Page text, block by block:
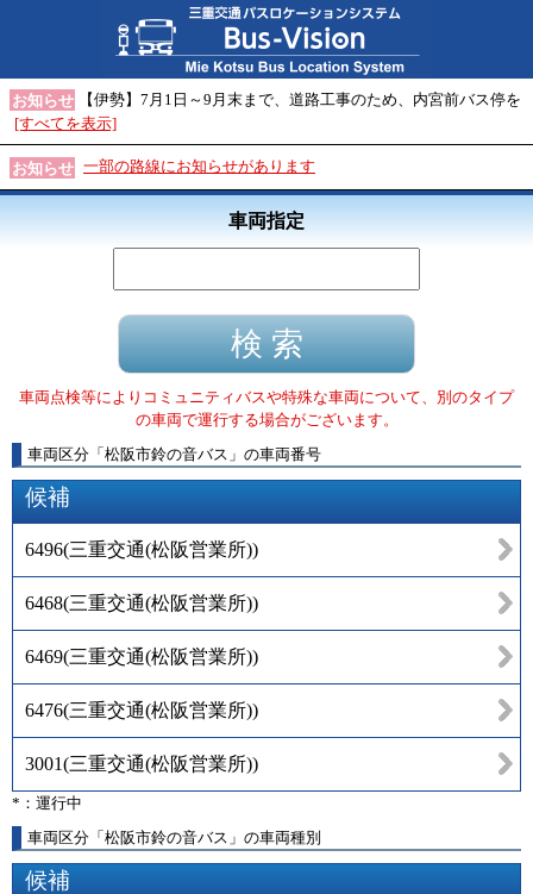
お知らせ
【伊勢】7月1日～9月末まで、道路工事のため、内宮前バス停を
[すべてを表示]
お知らせ 一部の路線にお知らせがあります
車両指定
車両点検等によりコミュニティバスや特殊な車両について、別のタイプ
の車両で運行する場合がございます。
車両区分 「 松阪市鈴の音バス 」 の車両番号
候補
6496(三重交通(松阪営業所))
6468(三重交通(松阪営業所))
6469(三重交通(松阪営業所))
6476(三重交通(松阪営業所))
3001(三重交通(松阪営業所))
*：運行中
車両区分「松阪市鈴の音バス」の車両種別
候補